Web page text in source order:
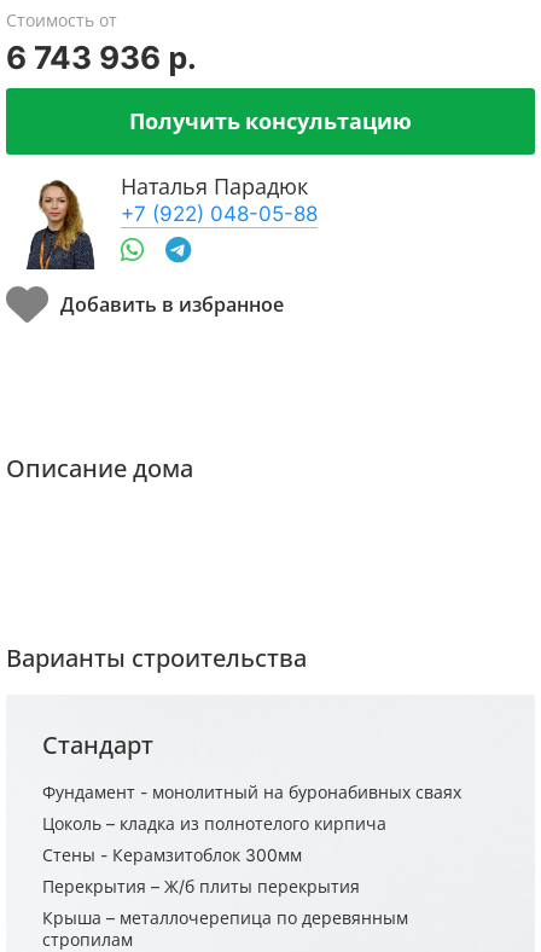
Стоимость от
6 743 936 р.
Получить консультацию
Наталья Парадюк
+7 (922) 048-05-88
Описание дома
Варианты строительства
Стандарт
Фундамент - монолитный на буронабивных сваях
Цоколь – кладка из полнотелого кирпича
Стены - Керамзитоблок 300мм
Перекрытия – Ж/б плиты перекрытия
Крыша – металлочерепица по деревянным
стропилам